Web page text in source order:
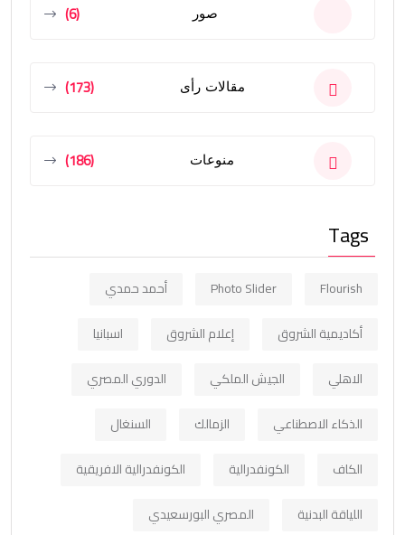
صور (6)
مقالات رأى (173)
منوعات (186)
Tags
Flourish
Photo Slider
أحمد حمدي
أكاديمية الشروق
إعلام الشروق
اسبانيا
الاهلي
الجيش الملكي
الدوري المصري
الذكاء الاصطناعي
الزمالك
السنغال
الكاف
الكونفدرالية
الكونفدرالية الافريقية
اللياقة البدنية
المصري البورسعيدي